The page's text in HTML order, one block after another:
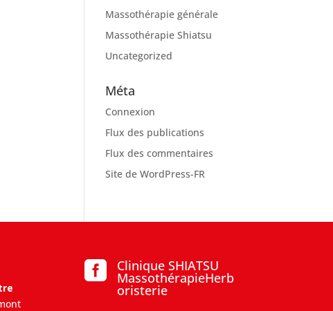
Massothérapie générale
Massothérapie Shiatsu
Uncategorized
Méta
Connexion
Flux des publications
Flux des commentaires
Site de WordPress-FR
 Clinique SHIATSU
MassothérapieHerb
oristerie